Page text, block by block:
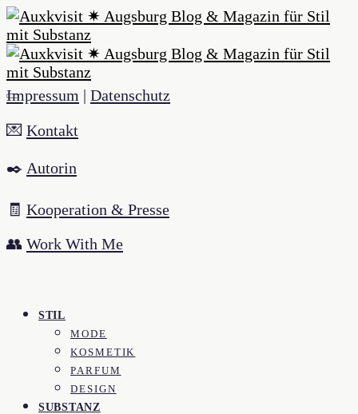
Impressum | Datenschutz
💌 Kontakt
✒️ Autorin
🧾 Kooperation & Presse
👥 Work With Me
STIL
MODE
KOSMETIK
PARFUM
DESIGN
SUBSTANZ